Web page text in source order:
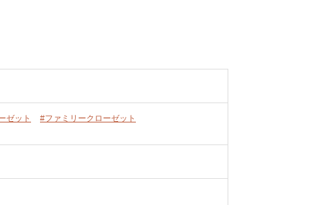
ゼット #ファミリークローゼット